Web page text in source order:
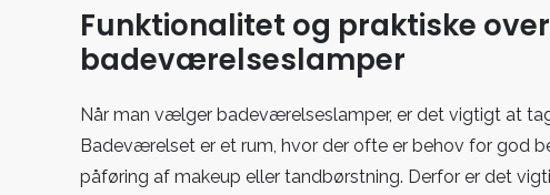
Funktionalitet og praktiske
badeværelseslamper
Når man vælger badeværelseslamper, er det vigtigt at
Badeværelset er et rum, hvor der ofte er behov for god
påføring af makeup eller tandbørstning. Derfor er det